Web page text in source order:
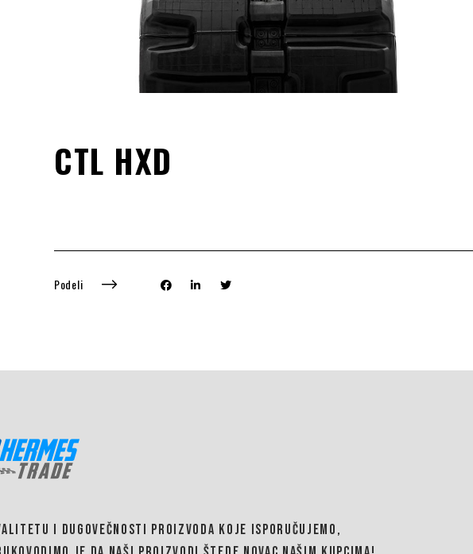
CTL HXD
Podeli
I DUGOVEČNOSTI PROIZVODA KOJE ISPORUČUJEMO,